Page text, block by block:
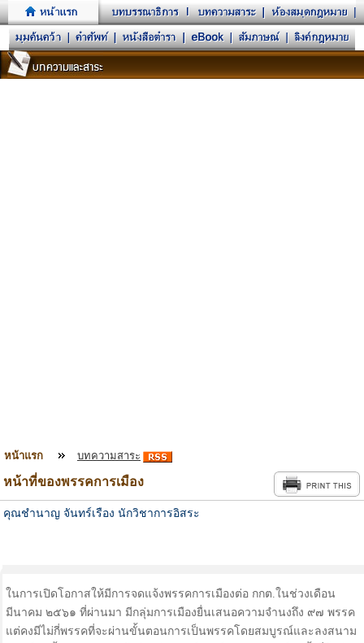
หน้าแรก บทความสาระ
หน้าที่ของพรรคการเมือง
คุณชำนาญ จันทร์เรือง นักวิชาการอิสระ
ในการเปิดโอกาสให้มีการจดแจ้งพรรคการเมืองต่อ กกต.ในช่วงเดือน
มีนาคม ๒๕๖๑ ที่ผ่านมา มีกลุ่มการเมืองยื่นเสนอความจำนงถึง ๙๗ พรรค
แต่คงมีไม่กี่พรรคที่จะผ่านขั้นตอนการเป็นพรรคโดยสมบูรณ์และลงสนาม